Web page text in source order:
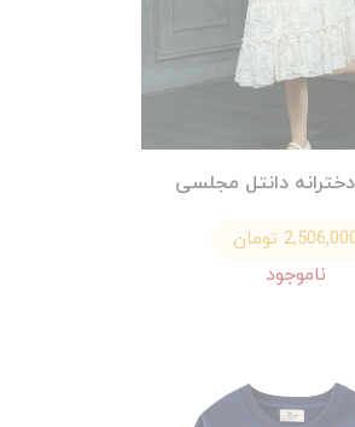
دانتل مجلسی
تومان
ناموجود